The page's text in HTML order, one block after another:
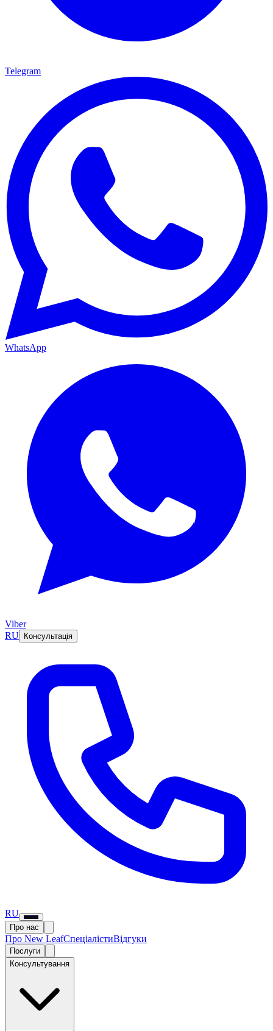
Telegram
WhatsApp
Viber
RU
Консультація
RU
Про нас
Про New LeafСпеціалістиВідгуки
Послуги
Консультування